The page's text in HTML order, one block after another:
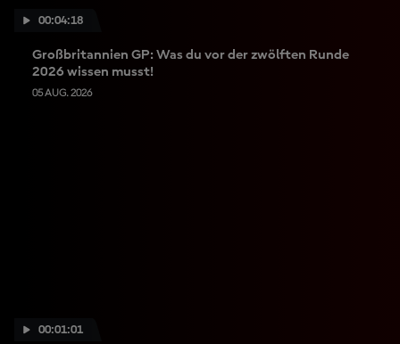
00:04:18
Großbritannien GP: Was du vor der zwölften Runde
2026 wissen musst!
05 AUG. 2026
00:01:01